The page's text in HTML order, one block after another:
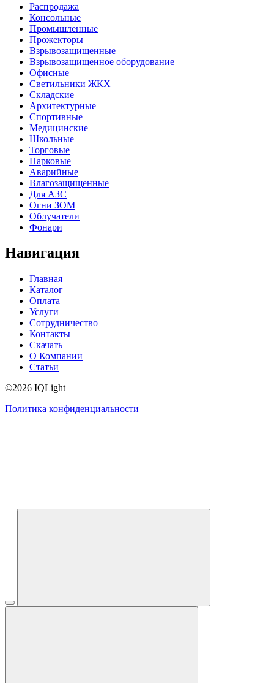
Распродажа
Консольные
Промышленные
Прожекторы
Взрывозащищенные
Взрывозащищенное оборудование
Офисные
Cветильники ЖКХ
Складские
Архитектурные
Спортивные
Медицинские
Школьные
Торговые
Парковые
Аварийные
Влагозащищенные
Для АЗС
Огни ЗОМ
Облучатели
Фонари
Навигация
Главная
Каталог
Оплата
Услуги
Сотрудничество
Контакты
Скачать
О Компании
Статьи
©2026 IQLight
Политика конфиденциальности